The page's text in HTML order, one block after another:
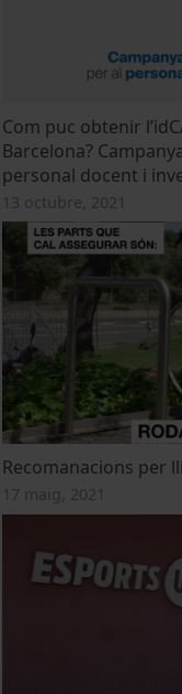
Com puc obtenir
Barcelona?
personal docent i
13 octubre, 2021
Recomanacions per
17 maig, 2021